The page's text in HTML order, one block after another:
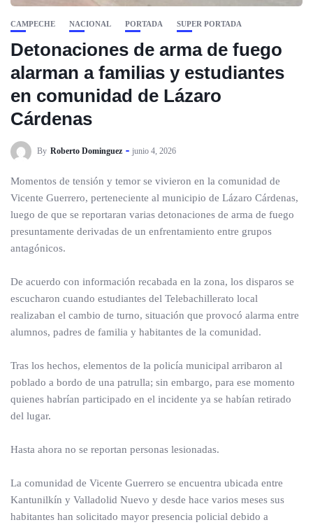
CAMPECHE NACIONAL PORTADA SUPER PORTADA
Detonaciones de arma de fuego
alarman a familias y estudiantes
en comunidad de Lázaro
Cárdenas
By Roberto Dominguez junio 4, 2026
Momentos de tensión y temor se vivieron en la comunidad de
Vicente Guerrero, perteneciente al municipio de Lázaro Cárdenas,
luego de que se reportaran varias detonaciones de arma de fuego
presuntamente derivadas de un enfrentamiento entre grupos
antagónicos.
De acuerdo con información recabada en la zona, los disparos se
escucharon cuando estudiantes del Telebachillerato local
realizaban el cambio de turno, situación que provocó alarma entre
alumnos, padres de familia y habitantes de la comunidad.
Tras los hechos, elementos de la policía municipal arribaron al
poblado a bordo de una patrulla; sin embargo, para ese momento
quienes habrían participado en el incidente ya se habían retirado
del lugar.
Hasta ahora no se reportan personas lesionadas.
La comunidad de Vicente Guerrero se encuentra ubicada entre
Kantunilkín y Valladolid Nuevo y desde hace varios meses sus
habitantes han solicitado mayor presencia policial debido a